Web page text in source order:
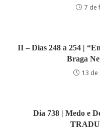
7 de
II – Dias 248 a 254 |
Braga
13
Dia 738 | Medo e